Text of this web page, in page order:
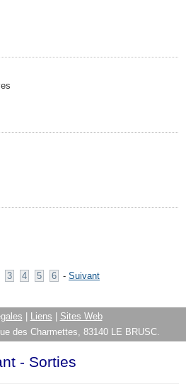
3 4 5 6 - Suivant
Liens
Sites Web
des Charmettes, 83140 LE BRUSC.
- Sorties